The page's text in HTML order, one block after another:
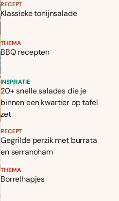
RECEPT
Klassieke tonijnsalade
THEMA
BBQ recepten
INSPIRATIE
20+ snelle salades die je
binnen een kwartier op tafel
zet
RECEPT
Gegrilde perzik met burrata
en serranoham
THEMA
Borrelhapjes